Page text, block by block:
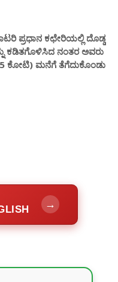
ಪ್ರಧಾನ ಕಛೇರಿಯಲ್ಲಿ ದೊಡ್ಡ
ಕಡಿತಗೊಳಿಸಿದ ನಂತರ ಅವರು
ಕೋಟಿ) ಮನೆಗೆ ತೆಗೆದುಕೊಂಡು
→